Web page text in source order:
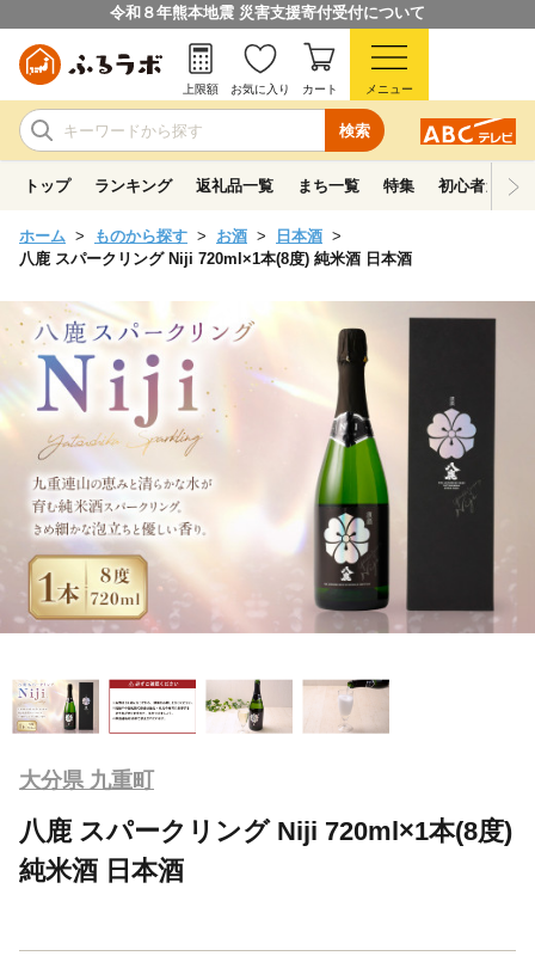
令和８年熊本地震 災害支援寄付受付について
検索
上限額 お気に入り カート メニュー
トップ ランキング 返礼品一覧 まち一覧 特集 初心者ガイド
ホーム ものから探す お酒
日本酒
八鹿 スパークリング Niji 720ml×1本(8度) 純米酒 日本酒
大分県 九重町
八鹿 スパークリング Niji 720ml×1本(8度)
純米酒 日本酒